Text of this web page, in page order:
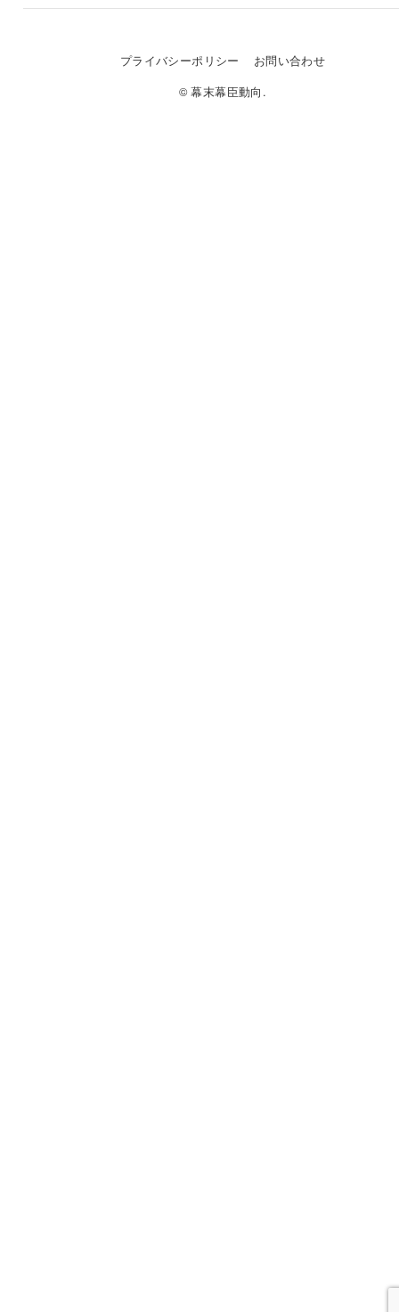
プライバシーポリシー
お問い合わせ
© 幕末幕臣動向.